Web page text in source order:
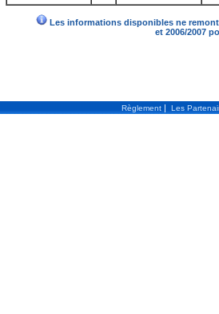
Les informations disponibles ne
et 2006/2007
Règlement | Les